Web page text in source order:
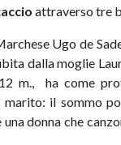
attraverso tre
Ugo de
dalla moglie
m., ha come
marito: il sommo
donna che